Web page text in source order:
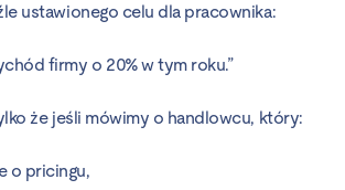
ustawionego celu dla pracownika:
firmy o 20% w tym roku.”
że jeśli mówimy o handlowcu, który:
o pricingu,